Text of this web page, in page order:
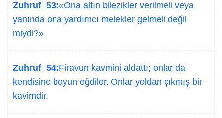
Zuhruf 53:«Ona altın bilezikler verilmeli veya
yanında ona yardımcı melekler gelmeli değil
miydi?»
Zuhruf 54:Firavun kavmini aldattı; onlar da
kendisine boyun eğdiler. Onlar yoldan çıkmış bir
kavimdir.